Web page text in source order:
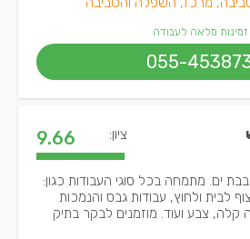
זמינות מלאה לעבודה
055-
ציון: 9.66
בבת ים. מתמחה בכל סוגי העבודות כגון:
לבית ולחוץ, עבודות גבס והנמכות
קלה, צבע ועוד. מוזמנים לבקר בתיק